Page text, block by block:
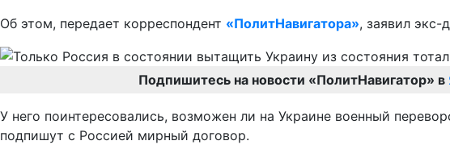
Об этом, передает корреспондент «ПолитНавигатора», заявил экс-
Подпишитесь на новости «ПолитНавигатор» в
У него поинтересовались, возможен ли на Украине военный
подпишут с Россией мирный договор.